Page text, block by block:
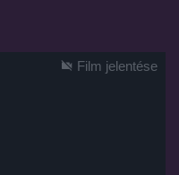
Film jelentése